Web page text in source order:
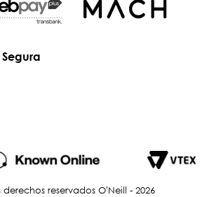
derechos reservados O'Neill - 2026